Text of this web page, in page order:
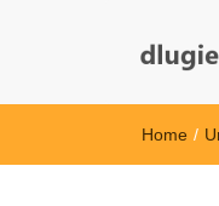
Home /